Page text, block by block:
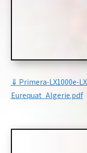
⇓ Primera-LX1000e-
Eurequat_Algerie.pdf